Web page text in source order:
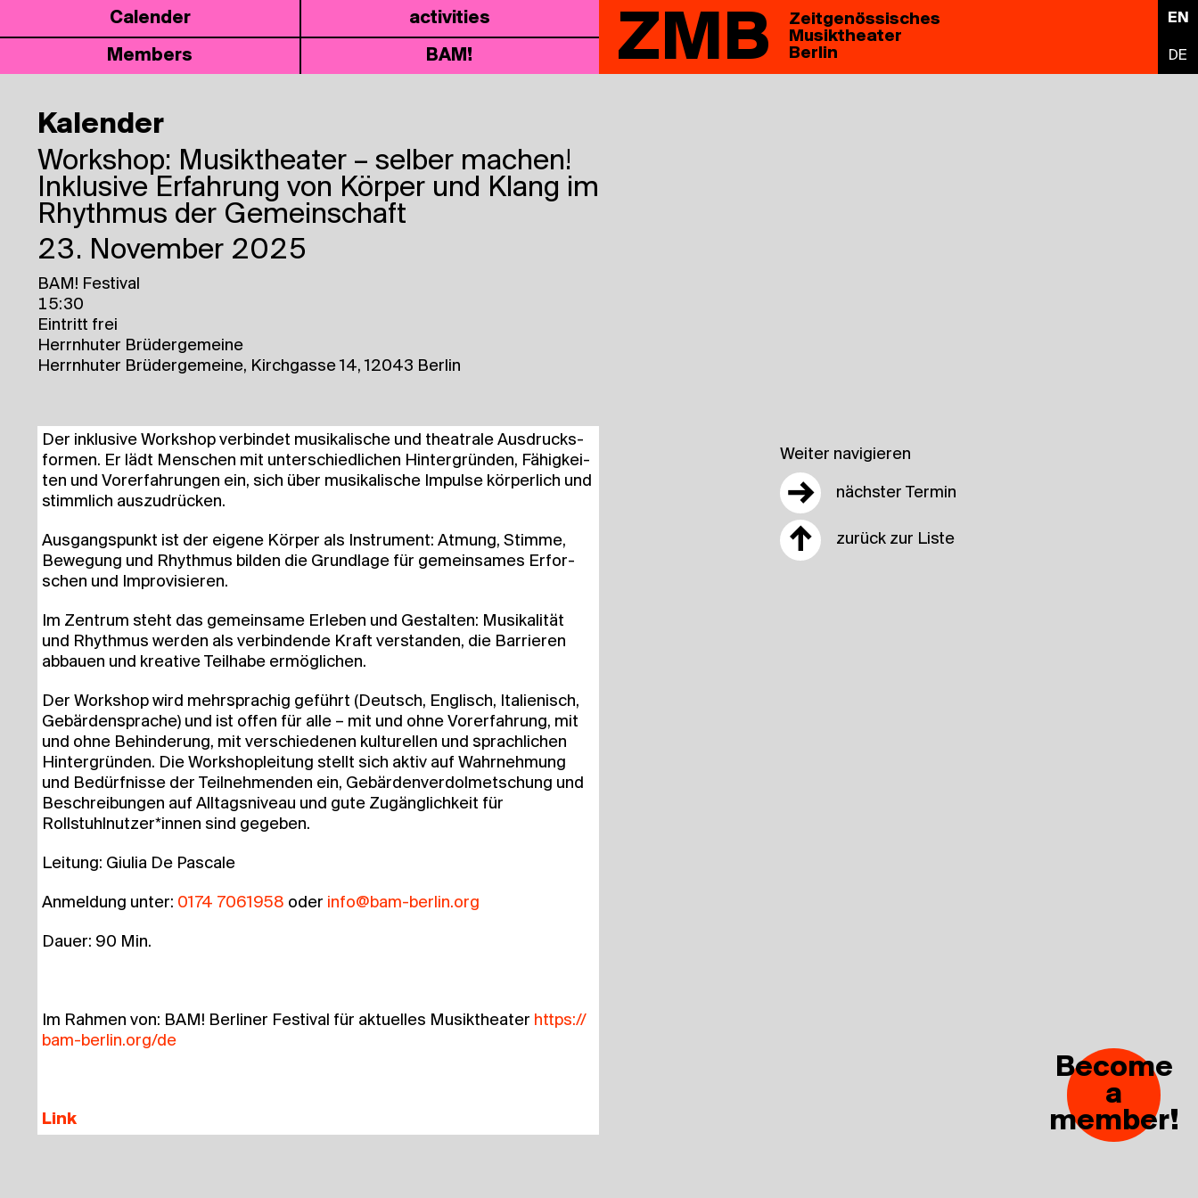
Calen­der
acti­vi­ties
Mem­bers
BAM!
EN
DE
ZMB
Zeitgenössisches
Musiktheater
Berlin
Weiter navigieren
→ nächster Termin
↑ zurück zur Liste
Kalender
Work­shop: Musik­thea­ter – sel­ber machen!
Inklusive Erfahrung von Körper und Klang im
Rhythmus der Gemeinschaft
23. November 2025
BAM! Festival
15:30
Eintritt frei
Herrnhuter Brüdergemeine
Herrnhuter Brüdergemeine, Kirchgasse 14, 12043 Berlin
Der inklu­si­ve Work­shop ver­bin­det musi­ka­li­sche und thea­tra­le Aus­drucks­
for­men. Er lädt Men­schen mit unter­schied­li­chen Hin­ter­grün­den, Fähig­kei­
ten und Vor­er­fah­run­gen ein, sich über musi­ka­li­sche Impul­se kör­per­lich und
stimm­lich auszudrücken.
Aus­gangs­punkt ist der eige­ne Kör­per als Instru­ment: Atmung, Stim­me,
Bewe­gung und Rhyth­mus bil­den die Grund­la­ge für gemein­sa­mes Erfor­
schen und Improvisieren.
Im Zen­trum steht das gemein­sa­me Erle­ben und Gestal­ten: Musi­ka­li­tät
und Rhyth­mus wer­den als ver­bin­den­de Kraft ver­stan­den, die Bar­rie­ren
abbau­en und krea­ti­ve Teil­ha­be ermöglichen.
Der Work­shop wird mehr­spra­chig geführt (Deutsch, Eng­lisch, Ita­lie­nisch,
Gebär­den­spra­che) und ist offen für alle – mit und ohne Vor­er­fah­rung, mit
und ohne Behin­de­rung, mit ver­schie­de­nen kul­tu­rel­len und sprach­li­chen
Hin­ter­grün­den. Die Work­shop­lei­tung stellt sich aktiv auf Wahr­neh­mung
und Bedürf­nis­se der Teil­neh­men­den ein, Gebär­den­ver­dol­met­schung und
Beschrei­bun­gen auf All­tags­ni­veau und gute Zugäng­lich­keit für
Rollstuhlnutzer*innen sind gegeben.
Lei­tung: Giu­lia De Pascale
Anmel­dung unter: 0174 7061958 oder info@​bam-​berlin.​org
Dau­er: 90 Min.
Im Rah­men von: BAM! Ber­li­ner Fes­ti­val für aktu­el­les Musik­thea­ter https://​
bam​-ber​lin​.org/de
Link
Become
a
member!